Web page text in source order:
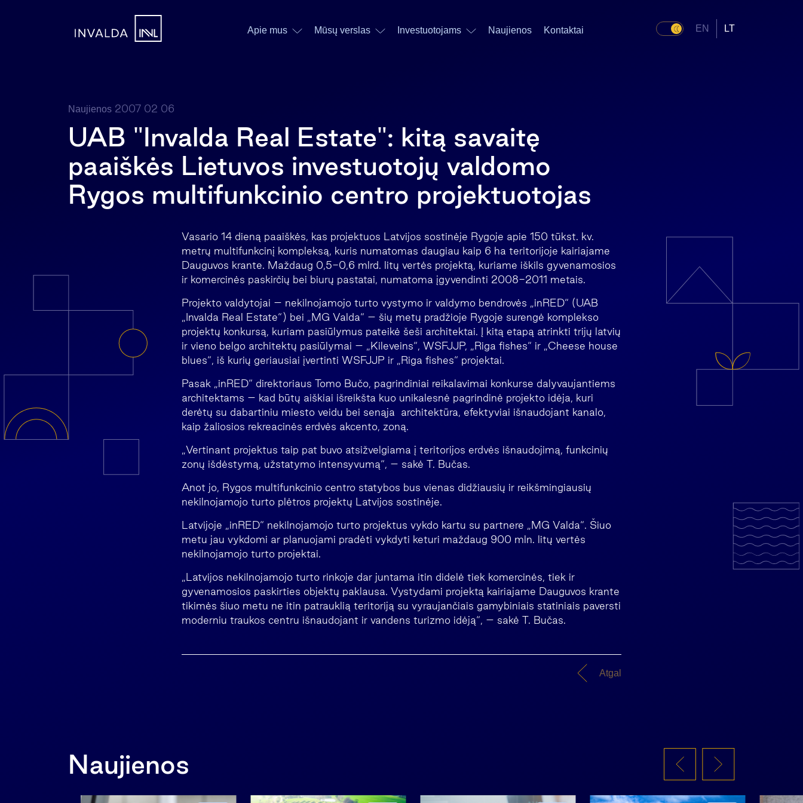
Apie mus Mūsų verslas Investuotojams Naujienos Kontaktai EN LT
Naujienos 2007 02 06
UAB "Invalda Real Estate": kitą savaitę
paaiškės Lietuvos investuotojų valdomo
Rygos multifunkcinio centro projektuotojas
Vasario 14 dieną paaiškės, kas projektuos Latvijos sostinėje Rygoje apie 150 tūkst. kv.
metrų multifunkcinį kompleksą, kuris numatomas daugiau kaip 6 ha teritorijoje kairiajame
Dauguvos krante. Maždaug 0,5-0,6 mlrd. litų vertės projektą, kuriame iškils gyvenamosios
ir komercinės paskirčių bei biurų pastatai, numatoma įgyvendinti 2008-2011 metais.
Projekto valdytojai – nekilnojamojo turto vystymo ir valdymo bendrovės „inRED“ (UAB
„Invalda Real Estate“) bei „MG Valda“ – šių metų pradžioje Rygoje surengė komplekso
projektų konkursą, kuriam pasiūlymus pateikė šeši architektai. Į kitą etapą atrinkti trijų latvių
ir vieno belgo architektų pasiūlymai – „Kileveins“, WSFJJP, „Riga fishes“ ir „Cheese house
blues“, iš kurių geriausiai įvertinti WSFJJP ir „Riga fishes“ projektai.
Pasak „inRED“ direktoriaus Tomo Bučo, pagrindiniai reikalavimai konkurse dalyvaujantiems
architektams – kad būtų aiškiai išreikšta kuo unikalesnė pagrindinė projekto idėja, kuri
derėtų su dabartiniu miesto veidu bei senąja architektūra, efektyviai išnaudojant kanalo,
kaip žaliosios rekreacinės erdvės akcento, zoną.
„Vertinant projektus taip pat buvo atsižvelgiama į teritorijos erdvės išnaudojimą, funkcinių
zonų išdėstymą, užstatymo intensyvumą“, – sakė T. Bučas.
Anot jo, Rygos multifunkcinio centro statybos bus vienas didžiausių ir reikšmingiausių
nekilnojamojo turto plėtros projektų Latvijos sostinėje.
Latvijoje „inRED“ nekilnojamojo turto projektus vykdo kartu su partnere „MG Valda“. Šiuo
metu jau vykdomi ar planuojami pradėti vykdyti keturi maždaug 900 mln. litų vertės
nekilnojamojo turto projektai.
„Latvijos nekilnojamojo turto rinkoje dar juntama itin didelė tiek komercinės, tiek ir
gyvenamosios paskirties objektų paklausa. Vystydami projektą kairiajame Dauguvos krante
tikimės šiuo metu ne itin patrauklią teritoriją su vyraujančiais gamybiniais statiniais paversti
moderniu traukos centru išnaudojant ir vandens turizmo idėją“, – sakė T. Bučas.
Atgal
Naujienos